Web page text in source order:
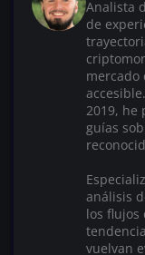
Analista
de
mercado
2019, he
guías
análisis
los flujos
vuelvan